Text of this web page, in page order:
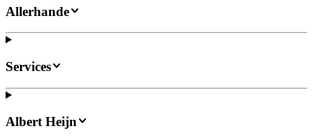
Allerhande
Services
Albert Heijn